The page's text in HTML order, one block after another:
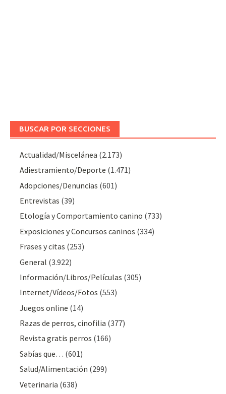
BUSCAR POR SECCIONES
Actualidad/Miscelánea (2.173)
Adiestramiento/Deporte (1.471)
Adopciones/Denuncias (601)
Entrevistas (39)
Etología y Comportamiento canino (733)
Exposiciones y Concursos caninos (334)
Frases y citas (253)
General (3.922)
Información/Libros/Películas (305)
Internet/Vídeos/Fotos (553)
Juegos online (14)
Razas de perros, cinofilia (377)
Revista gratis perros (166)
Sabías que… (601)
Salud/Alimentación (299)
Veterinaria (638)